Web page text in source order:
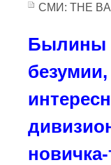
СМИ: THE
Былины